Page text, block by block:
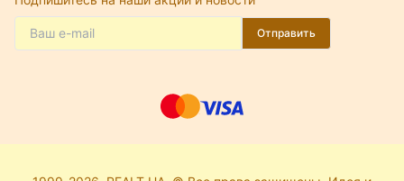
Отправить